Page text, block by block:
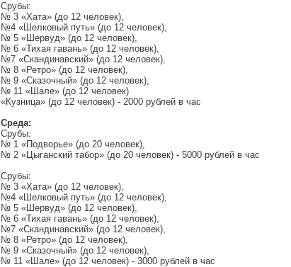
Срубы:
№ 3 «Хата» (до 12 человек),
№4 «Шелковый путь» (до 12 человек),
№ 5 «Шервуд» (до 12 человек),
№ 6 «Тихая гавань» (до 12 человек),
№7 «Скандинавский» (до 12 человек),
№ 8 «Ретро» (до 12 человек),
№ 9 «Сказочный» (до 12 человек),
№ 11 «Шале» (до 12 человек)
«Кузница» (до 12 человек) - 2000 рублей в час
Среда:
Срубы:
№ 1 «Подворье» (до 20 человек),
№ 2 «Цыганский табор» (до 20 человек) - 5000 рублей в час
Срубы:
№ 3 «Хата» (до 12 человек),
№4 «Шелковый путь» (до 12 человек),
№ 5 «Шервуд» (до 12 человек),
№ 6 «Тихая гавань» (до 12 человек),
№7 «Скандинавский» (до 12 человек),
№ 8 «Ретро» (до 12 человек),
№ 9 «Сказочный» (до 12 человек),
№ 11 «Шале» (до 12 человек) - 3000 рублей в час